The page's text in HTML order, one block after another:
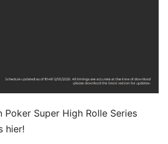
Super High Rolle Series
hier!